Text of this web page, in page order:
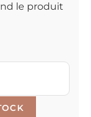
le produit